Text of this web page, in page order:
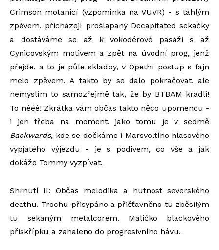
Crimson motanicí (vzpomínka na VUVR) - s táhlým
zpěvem, přicházejí prošlapaný Decapitated sekačky
a dostáváme se až k vokodérové pasáži s až
Cynicovským motivem a zpět na úvodní prog, jenž
přejde, a to je půle skladby, v Opethí postup s fajn
melo zpěvem. A takto by se dalo pokračovat, ale
nemyslím to samozřejmě tak, že by BTBAM kradli!
To nééé! Zkrátka vám občas takto něco upomenou -
i jen třeba na moment, jako tomu je v sedmě
Backwards, kde se dočkáme i Marsvoltího hlasového
vypjatého výjezdu - je s podivem, co vše a jak
dokáže Tommy vyzpívat.
Shrnutí II: Občas melodika a hutnost severského
deathu. Trochu přisypáno a přišťavněno tu zběsilým
tu sekaným metalcorem. Maličko blackového
přiskřípku a zahaleno do progresivního hávu.